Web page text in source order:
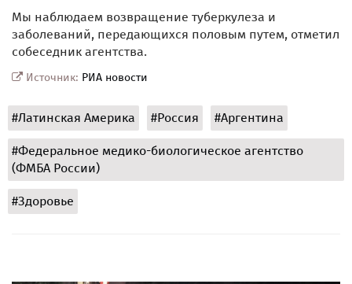
Мы наблюдаем возвращение туберкулеза и
заболеваний, передающихся половым путем, отметил
собеседник агентства.
Источник: РИА новости
#Латинская Америка #Россия #Аргентина
#Федеральное медико-биологическое агентство
(ФМБА России)
#Здоровье